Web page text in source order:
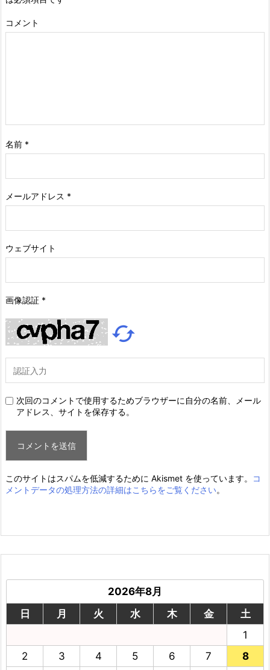
コメント
名前 *
メールアドレス *
ウェブサイト
画像認証 *

次回のコメントで使用するためブラウザーに自分の名前、メール
アドレス、サイトを保存する。
このサイトはスパムを低減するために Akismet を使っています。
コ
メントデータの処理方法の詳細はこちらをご覧ください。
2026年8月
日
月 火 水 木 金
土
1
2
3 4 5 6 7
8